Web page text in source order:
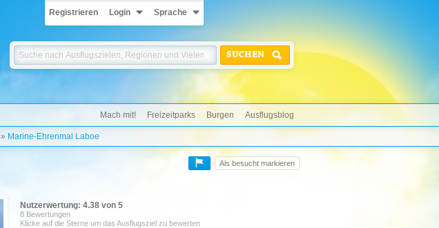
Registrieren Login Sprache
SUCHEN
Mach mit! Freizeitparks Burgen Ausflugsblog
» Marine-Ehrenmal Laboe
Als besucht markieren
Nutzerwertung: 4.38 von 5
8 Bewertungen
Klicke auf die Sterne um das Ausflugsziel zu bewerten